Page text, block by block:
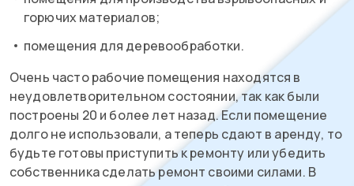
горючих материалов;
помещения для деревообработки.
Очень часто рабочие помещения находятся в
неудовлетворительном состоянии, так как были
построены 20 и более лет назад. Если помещение
долго не использовали, а теперь сдают в аренду, то
будьте готовы приступить к ремонту или убедить
собственника сделать ремонт своими силами. В